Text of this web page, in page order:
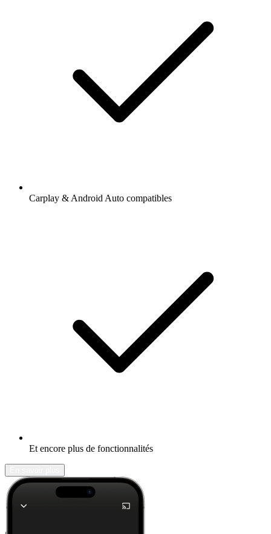
Carplay & Android Auto compatibles
Et encore plus de fonctionnalités